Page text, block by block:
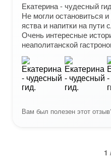
Екатерина - чудесный
Не могли остановиться
яства и напитки на пути
Очень интересные
неаполитанской
Вам был полезен этот
1